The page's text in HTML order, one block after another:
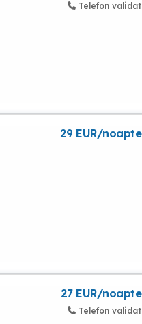
Telefon validat
29 EUR/noapte
27 EUR/noapte
Telefon validat